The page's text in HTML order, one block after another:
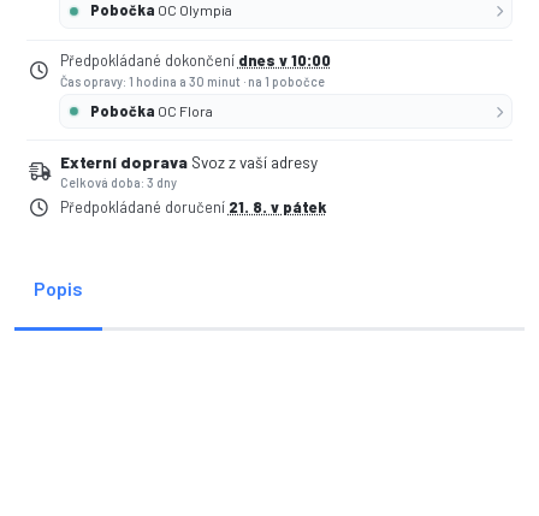
Pobočka OC Olympia
Předpokládané dokončení dnes v 10:00
Čas opravy: 1 hodina a 30 minut · na 1 pobočce
Pobočka OC Flora
Externí doprava Svoz z vaší adresy
Celková doba: 3 dny
Předpokládané doručení 21. 8. v pátek
Popis